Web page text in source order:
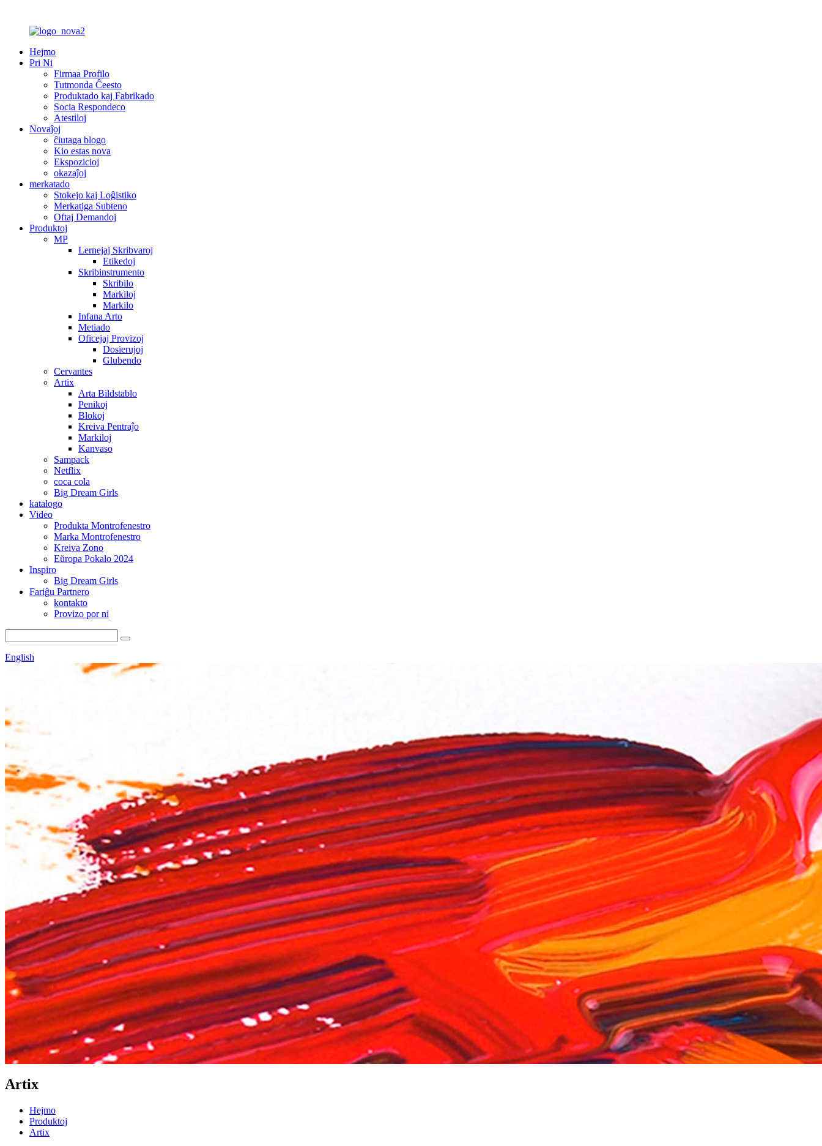
Hejmo
Pri Ni
Firmaa Profilo
Tutmonda Ĉeesto
Produktado kaj Fabrikado
Socia Respondeco
Atestiloj
Novaĵoj
ĉiutaga blogo
Kio estas nova
Ekspozicioj
okazaĵoj
merkatado
Stokejo kaj Loĝistiko
Merkatiga Subteno
Oftaj Demandoj
Produktoj
MP
Lernejaj Skribvaroj
Etikedoj
Skribinstrumento
Skribilo
Markiloj
Markilo
Infana Arto
Metiado
Oficejaj Provizoj
Dosierujoj
Glubendo
Cervantes
Artix
Arta Bildstablo
Penikoj
Blokoj
Kreiva Pentraĵo
Markiloj
Kanvaso
Sampack
Netflix
coca cola
Big Dream Girls
katalogo
Video
Produkta Montrofenestro
Marka Montrofenestro
Kreiva Zono
Eŭropa Pokalo 2024
Inspiro
Big Dream Girls
Fariĝu Partnero
kontakto
Provizo por ni
English
Artix
Hejmo
Produktoj
Artix